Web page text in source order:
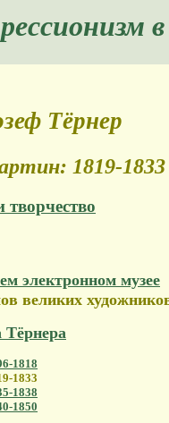
Тёрнер
1819-1833
электронном музее
великих
1818
1833
1838
1850